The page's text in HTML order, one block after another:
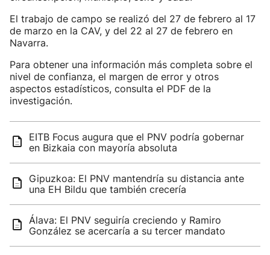
El trabajo de campo se realizó del 27 de febrero al 17
de marzo en la CAV, y del 22 al 27 de febrero en
Navarra.
Para obtener una información más completa sobre el
nivel de confianza, el margen de error y otros
aspectos estadísticos, consulta el PDF de la
investigación.
EITB Focus augura que el PNV podría gobernar
en Bizkaia con mayoría absoluta
Gipuzkoa: El PNV mantendría su distancia ante
una EH Bildu que también crecería
Álava: El PNV seguiría creciendo y Ramiro
González se acercaría a su tercer mandato